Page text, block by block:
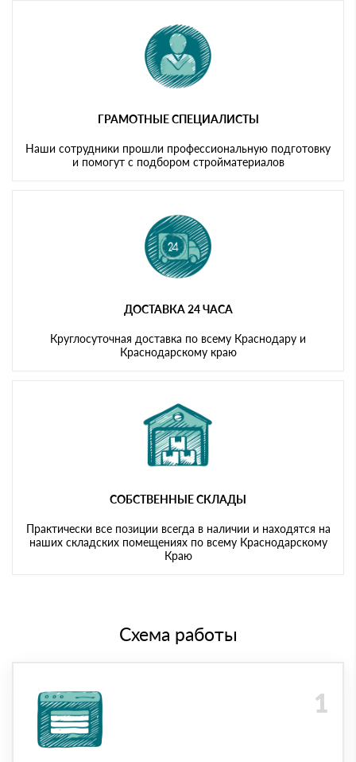
ГРАМОТНЫЕ СПЕЦИАЛИСТЫ
Наши сотрудники прошли профессиональную подготовку
и помогут с подбором стройматериалов
ДОСТАВКА 24 ЧАСА
Круглосуточная доставка по всему Краснодару и
Краснодарскому краю
СОБСТВЕННЫЕ СКЛАДЫ
Практически все позиции всегда в наличии и находятся на
наших складских помещениях по всему Краснодарскому
Краю
Схема работы